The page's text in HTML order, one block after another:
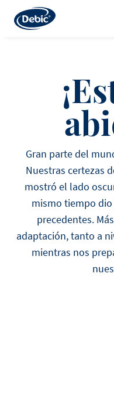
main
Gran parte del
Nuestras certezas
mostró el lado
mismo tiempo
precedentes.
adaptación, tanto a
mientras nos